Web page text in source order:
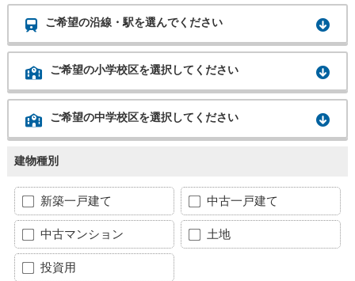
ご希望の沿線・駅を選んでください
ご希望の小学校区を選択してください
ご希望の中学校区を選択してください
建物種別
新築一戸建て 中古一戸建て
中古マンション 土地
投資用